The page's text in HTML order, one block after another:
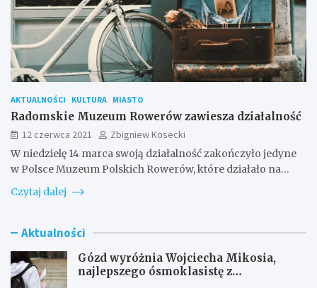
AKTUALNOŚCI KULTURA MIASTO
Radomskie Muzeum Rowerów zawiesza działalność
12 czerwca 2021
Zbigniew Kosecki
W niedzielę 14 marca swoją działalność zakończyło jedyne
w Polsce Muzeum Polskich Rowerów, które działało na…
Czytaj dalej
Aktualności
Gózd wyróżnia Wojciecha Mikosia,
najlepszego ósmoklasistę z